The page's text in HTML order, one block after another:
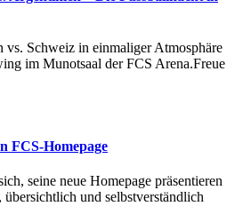
vs. Schweiz in einmaliger Atmosphäre
im Munotsaal der FCS Arena.Freue
FCS-Homepage
seine neue Homepage präsentieren
und selbstverständlich